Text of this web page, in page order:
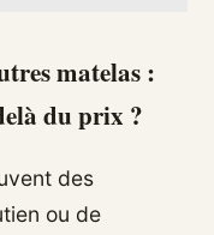
matelas :
du prix ?
des
ou de